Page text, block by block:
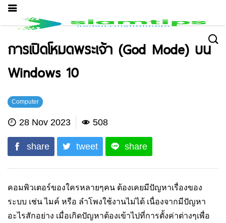
การเปิดโหมดพระเจ้า (God Mode) บน
Windows 10
Computer
28 Nov 2023 508
share tweet share
คอมพิวเตอร์ของใครหลายๆคน ต้องเคยมีปัญหาเรื่องของ
ระบบ เช่น ไมค์ หรือ ลำโพงใช้งานไม่ได้ เนื่องจากมีปัญหา
อะไรสักอย่าง เมื่อเกิดปัญหาต้องเข้าไปที่การตั้งค่าต่างๆเพื่อ